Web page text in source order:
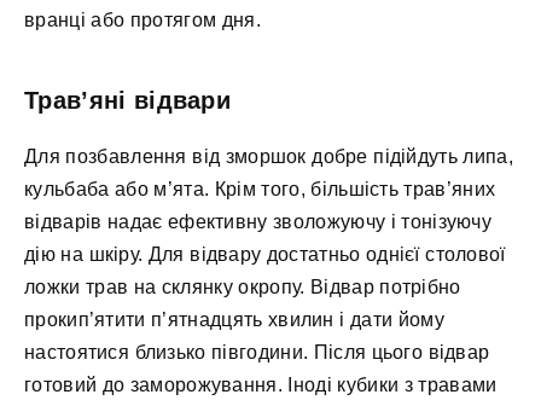
вранці або протягом дня.
Трав’яні відвари
Для позбавлення від зморшок добре підійдуть липа,
кульбаба або м’ята. Крім того, більшість трав’яних
відварів надає ефективну зволожуючу і тонізуючу
дію на шкіру. Для відвару достатньо однієї столової
ложки трав на склянку окропу. Відвар потрібно
прокип’ятити п’ятнадцять хвилин і дати йому
настоятися близько півгодини. Після цього відвар
готовий до заморожування. Іноді кубики з травами